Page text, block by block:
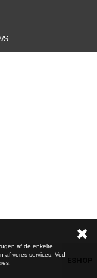
S
af de enkelte
af vores services. Ved